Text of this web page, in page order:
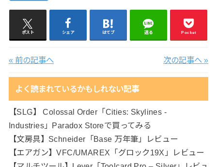
ポスト シェア はてブ 送る Pocket
« 前の記事へ 次の記事へ »
よく読まれているかもしれない記事
【SLG】 Colossal Order「Cities: Skylines -
Industries」Paradox Storeで買ってみる
【文房具】Schneider「Base 万年筆」レビュー
【エアガン】VFC/UMAREX「グロック19X」レビュー